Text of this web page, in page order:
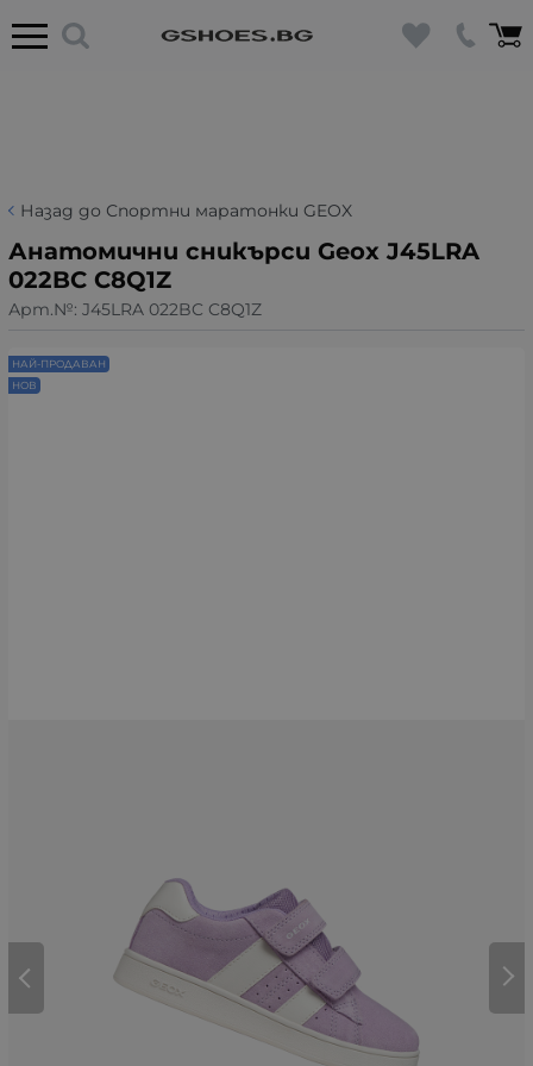
Назад до Спортни маратонки GEOX
Анатомични сникърси Geox J45LRA
022BC C8Q1Z
Арт.№: J45LRA 022BC C8Q1Z
НАЙ-ПРОДАВАН
НОВ